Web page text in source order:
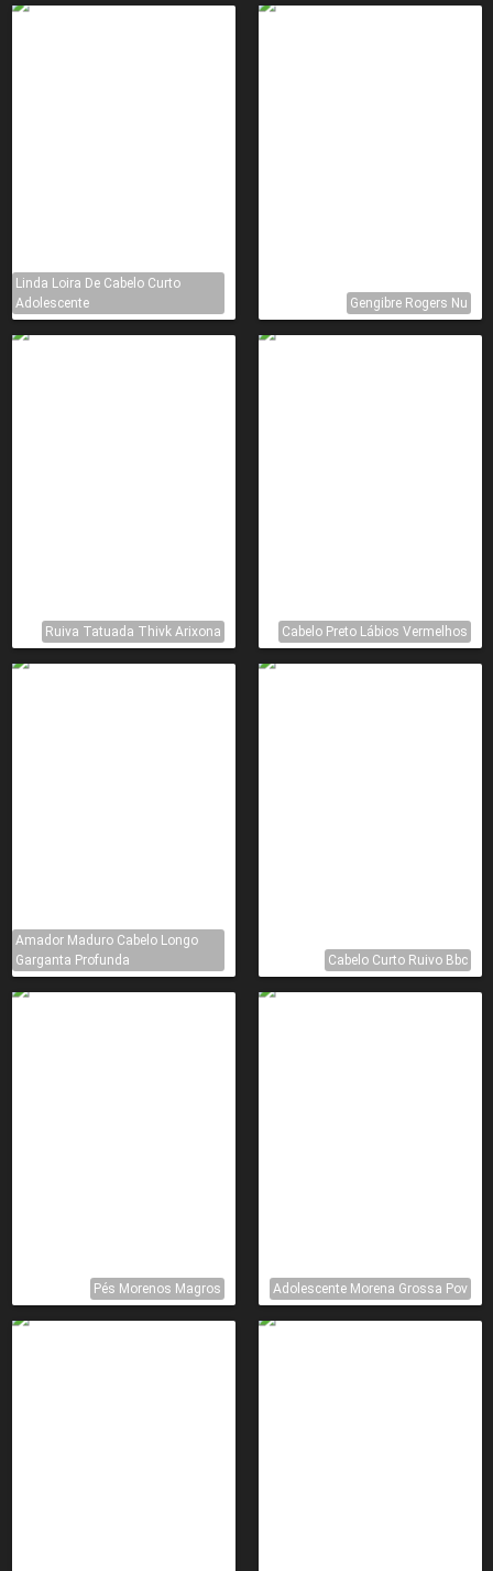
Linda Loira De Cabelo Curto
Adolescente
Gengibre Rogers Nu
Ruiva Tatuada Thivk Arixona Cabelo Preto Lábios Vermelhos
Amador Maduro Cabelo Longo
Garganta Profunda
Cabelo Curto Ruivo Bbc
Pés Morenos Magros Adolescente Morena Grossa Pov